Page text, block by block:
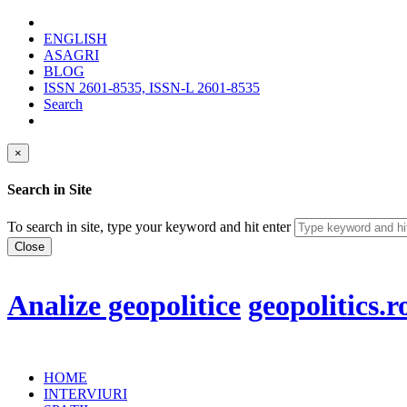
ENGLISH
ASAGRI
BLOG
ISSN 2601-8535, ISSN-L 2601-8535
Search
×
Search in Site
To search in site, type your keyword and hit enter
Close
Analize geopolitice
HOME
INTERVIURI